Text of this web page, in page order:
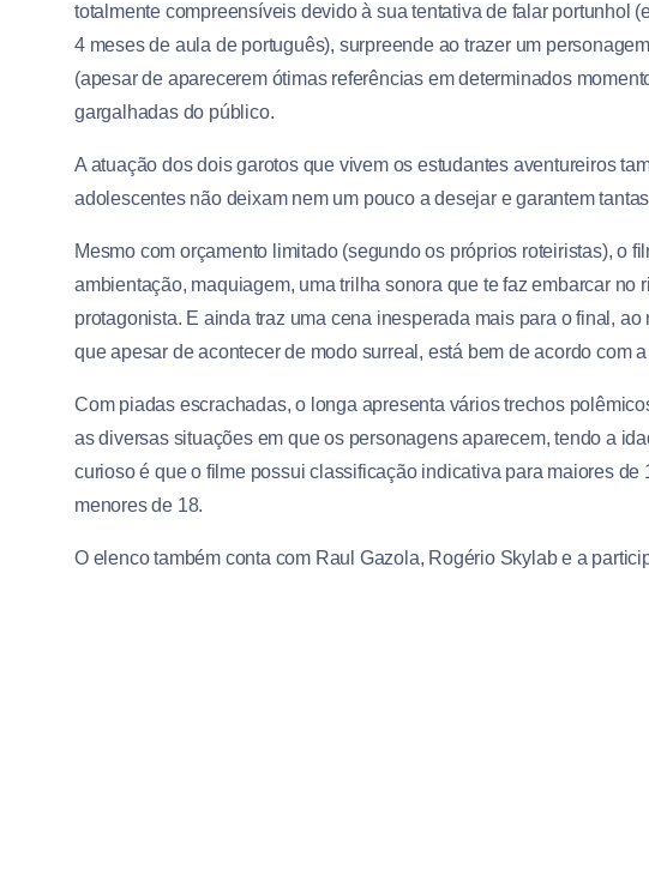
totalmente compreensíveis devido à sua tentativa de falar portunhol
4 meses de aula de português), surpreende ao trazer um
(apesar de aparecerem ótimas referências em determinados
gargalhadas do público.
A atuação dos dois garotos que vivem os estudantes aventureiros
adolescentes não deixam nem um pouco a desejar e garantem
Mesmo com orçamento limitado (segundo os próprios roteiristas), o
ambientação, maquiagem, uma trilha sonora que te faz embarcar no
protagonista. E ainda traz uma cena inesperada mais para o final,
que apesar de acontecer de modo surreal, está bem de acordo com
Com piadas escrachadas, o longa apresenta vários trechos
as diversas situações em que os personagens aparecem, tendo a
curioso é que o filme possui classificação indicativa para maiores
menores de 18.
O elenco também conta com Raul Gazola, Rogério Skylab e a